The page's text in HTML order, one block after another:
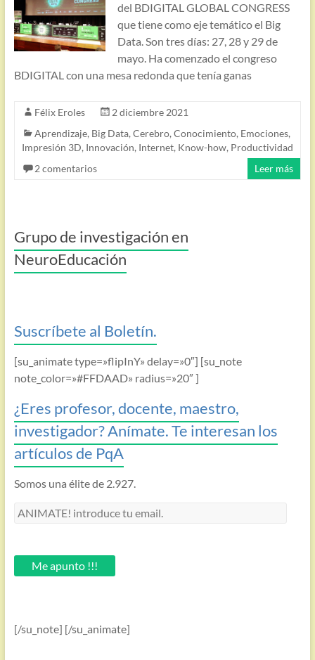
del BDIGITAL GLOBAL CONGRESS
que tiene como eje temático el Big
Data. Son tres días: 27, 28 y 29 de
mayo. Ha comenzado el congreso
BDIGITAL con una mesa redonda que tenía ganas
Félix Eroles
2 diciembre 2021
Aprendizaje, Big Data, Cerebro, Conocimiento, Emociones,
Impresión 3D, Innovación, Internet, Know-how, Productividad
2 comentarios
Leer más
Grupo de investigación en
NeuroEducación
Suscríbete al Boletín.
[su_animate type=»flipInY» delay=»0″] [su_note
note_color=»#FFDAAD» radius=»20″ ]
¿Eres profesor, docente, maestro,
investigador? Anímate. Te interesan los
artículos de PqA
Somos una élite de 2.927.
ANIMATE!
email.Me apunto !!!
[/su_note] [/su_animate]